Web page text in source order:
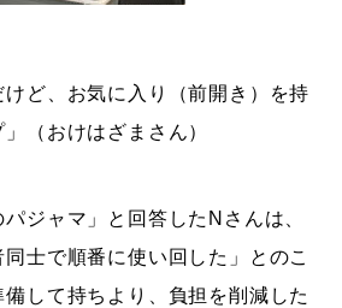
けど、お気に入り（前開き）を持
（おけはざまさん）
ジャマ」と回答したNさんは、
同士で順番に使い回した」とのこ
して持ちより、負担を削減した